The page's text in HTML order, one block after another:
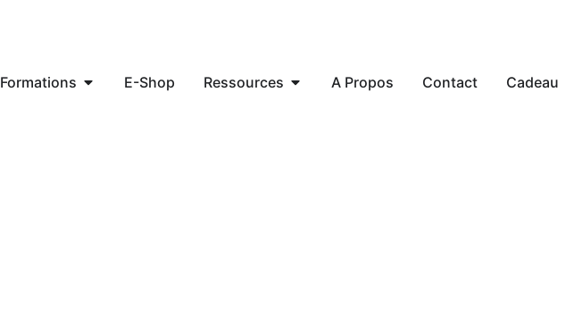
Formations E-Shop Ressources A Propos Contact Cadeau